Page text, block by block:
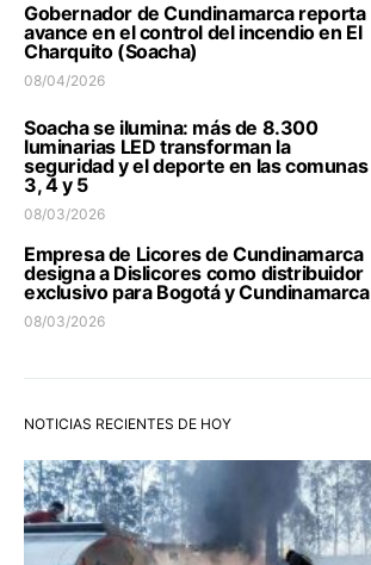
Gobernador de Cundinamarca reporta
avance en el control del incendio en El
Charquito (Soacha)
08/04/2026
Soacha se ilumina: más de 8.300
luminarias LED transforman la
seguridad y el deporte en las comunas
3, 4 y 5
08/03/2026
Empresa de Licores de Cundinamarca
designa a Dislicores como distribuidor
exclusivo para Bogotá y Cundinamarca
08/03/2026
NOTICIAS RECIENTES DE HOY